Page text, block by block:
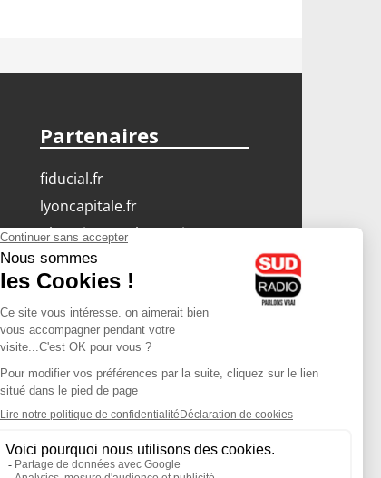
Partenaires
fiducial.fr
lyoncapitale.fr
olympique-et-lyonnais.com
L'application Iphone
/ Android
Téléchargez l'application
Les cookies